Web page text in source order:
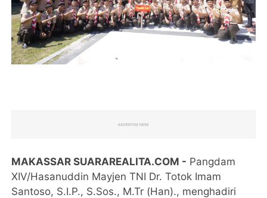
MAKASSAR SUARAREALITA.COM - Pangdam
XIV/Hasanuddin Mayjen TNI Dr. Totok Imam
Santoso, S.I.P., S.Sos., M.Tr (Han)., menghadiri